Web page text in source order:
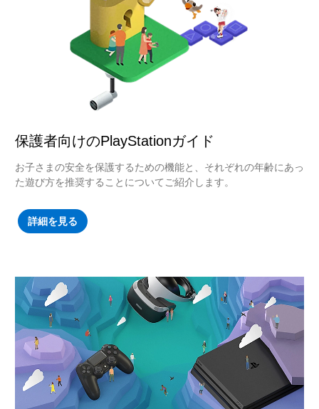
保護者向けのPlayStationガイド
お子さまの安全を保護するための機能と、それぞれの年齢にあっ
た遊び方を推奨することについてご紹介します。
詳細を見る